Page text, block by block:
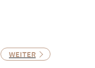
WEITER